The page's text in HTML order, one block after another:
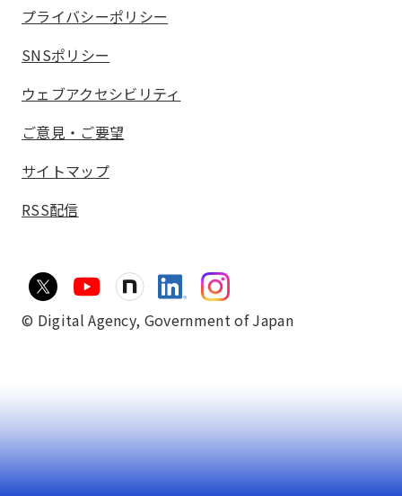
プライバシーポリシー
SNSポリシー
ウェブアクセシビリティ
ご意見・ご要望
サイトマップ
RSS配信
© Digital Agency, Government of Japan